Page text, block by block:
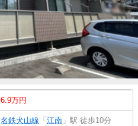
6.9万円
名鉄犬山線 「 江南 」駅 徒歩10分